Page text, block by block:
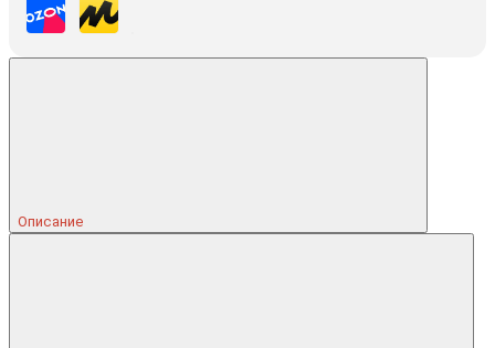
Описание